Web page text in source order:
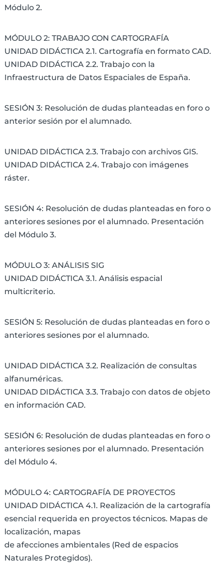
Módulo 2.
MÓDULO 2: TRABAJO CON CARTOGRAFÍA
UNIDAD DIDÁCTICA 2.1. Cartografía en formato CAD.
UNIDAD DIDÁCTICA 2.2. Trabajo con la
Infraestructura de Datos Espaciales de España.
SESIÓN 3: Resolución de dudas planteadas en foro o
anterior sesión por el alumnado.
UNIDAD DIDÁCTICA 2.3. Trabajo con archivos GIS.
UNIDAD DIDÁCTICA 2.4. Trabajo con imágenes
ráster.
SESIÓN 4: Resolución de dudas planteadas en foro o
anteriores sesiones por el alumnado. Presentación
del Módulo 3.
MÓDULO 3: ANÁLISIS SIG
UNIDAD DIDÁCTICA 3.1. Análisis espacial
multicriterio.
SESIÓN 5: Resolución de dudas planteadas en foro o
anteriores sesiones por el alumnado.
UNIDAD DIDÁCTICA 3.2. Realización de consultas
alfanuméricas.
UNIDAD DIDÁCTICA 3.3. Trabajo con datos de objeto
en información CAD.
SESIÓN 6: Resolución de dudas planteadas en foro o
anteriores sesiones por el alumnado. Presentación
del Módulo 4.
MÓDULO 4: CARTOGRAFÍA DE PROYECTOS
UNIDAD DIDÁCTICA 4.1. Realización de la cartografía
esencial requerida en proyectos técnicos. Mapas de
localización, mapas
de afecciones ambientales (Red de espacios
Naturales Protegidos).